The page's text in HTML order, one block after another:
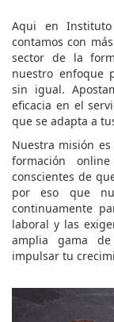
Aqui en Instituto
contamos con
sector de la
nuestro enfoque
sin igual.
eficacia en el
que se adapta a
Nuestra misión
formación
conscientes de
por eso que
continuamente
laboral y las
amplia gama
impulsar tu